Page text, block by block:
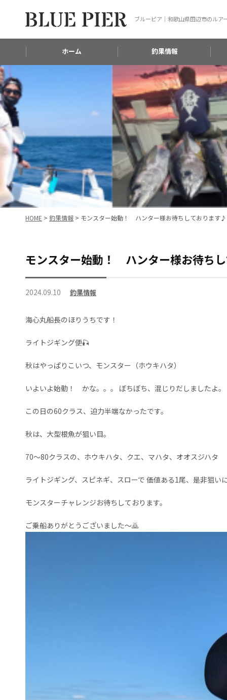
ブルーピア｜和歌山県田辺市のルア
ホーム 釣果情報
HOME > 釣果情報 > モンスター始動！ ハンター様お待ちしております♪
モンスター始動！ ハンター様お待ち
2024.09.10 釣果情報
海心丸船長のほりうちです！
ライトジギング便🎣
秋はやっぱりこいつ、モンスター（ホウキハタ）
いよいよ始動！ かな。。。 ぼちぼち、混じりだしましたよ。
この日の60クラス、迫力半端なかったです。
秋は、大型根魚が狙い目。
70〜80クラスの、ホウキハタ、クエ、マハタ、オオスジハタ
ライトジギング、スピネギ、スローで 価値ある1尾、是非狙い
モンスターチャレンジお待ちしております。
ご乗船ありがとうございました〜🙇